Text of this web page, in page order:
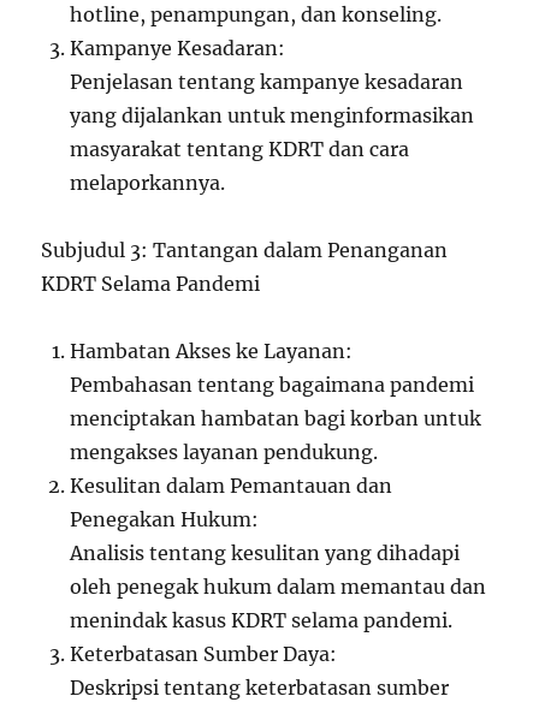
hotline, penampungan, dan konseling.
Kampanye Kesadaran:
Penjelasan tentang kampanye kesadaran
yang dijalankan untuk menginformasikan
masyarakat tentang KDRT dan cara
melaporkannya.
Subjudul 3: Tantangan dalam Penanganan
KDRT Selama Pandemi
Hambatan Akses ke Layanan:
Pembahasan tentang bagaimana pandemi
menciptakan hambatan bagi korban untuk
mengakses layanan pendukung.
Kesulitan dalam Pemantauan dan
Penegakan Hukum:
Analisis tentang kesulitan yang dihadapi
oleh penegak hukum dalam memantau dan
menindak kasus KDRT selama pandemi.
Keterbatasan Sumber Daya:
Deskripsi tentang keterbatasan sumber